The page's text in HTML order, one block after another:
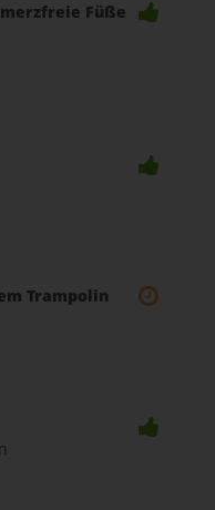
Füße
Trampolin